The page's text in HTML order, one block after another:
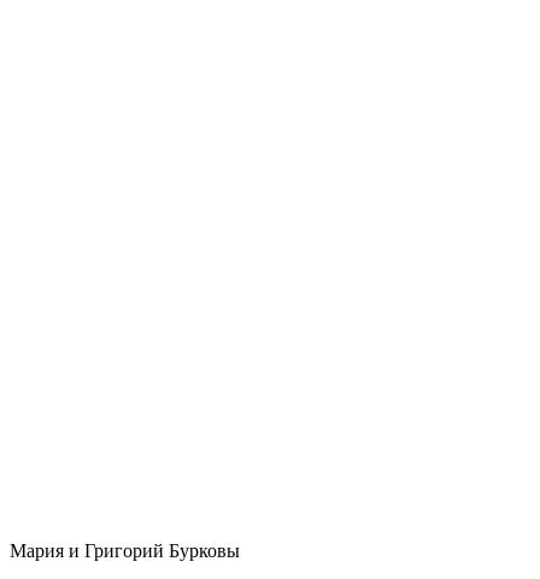
Мария и Григорий Бурковы